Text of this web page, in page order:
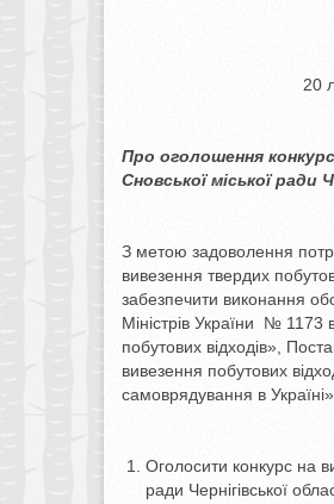
Про оголошення
Сновськоїміської ради
З метою задоволення
вивезення твердих
забезпечити виконання
Міністрів України № 1173
побутових відходів»,
вивезення побутових
самоврядування в Україні»,
Оголосити конкурс на
ради Чернігівської